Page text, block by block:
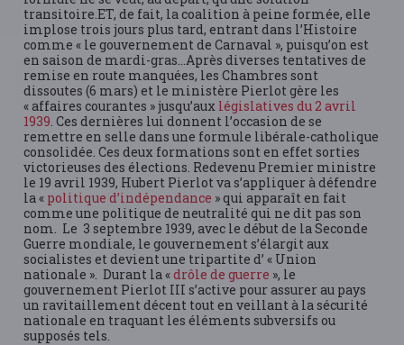
transitoire.ET, de fait, la coalition à peine formée, elle
implose trois jours plus tard, entrant dans l’Histoire
comme « le gouvernement de Carnaval », puisqu’on est
en saison de mardi-gras…Après diverses tentatives de
remise en route manquées, les Chambres sont
dissoutes (6 mars) et le ministère Pierlot gère les
« affaires courantes » jusqu’aux législatives du 2 avril
1939. Ces dernières lui donnent l’occasion de se
remettre en selle dans une formule libérale-catholique
consolidée. Ces deux formations sont en effet sorties
victorieuses des élections. Redevenu Premier ministre
le 19 avril 1939, Hubert Pierlot va s’appliquer à défendre
la « politique d’indépendance » qui apparaît en fait
comme une politique de neutralité qui ne dit pas son
nom. Le 3 septembre 1939, avec le début de la Seconde
Guerre mondiale, le gouvernement s’élargit aux
socialistes et devient une tripartite d’ « Union
nationale ». Durant la «drôle de guerre », le
gouvernement Pierlot III s’active pour assurer au pays
un ravitaillement décent tout en veillant à la sécurité
nationale en traquant les éléments subversifs ou
supposés tels.